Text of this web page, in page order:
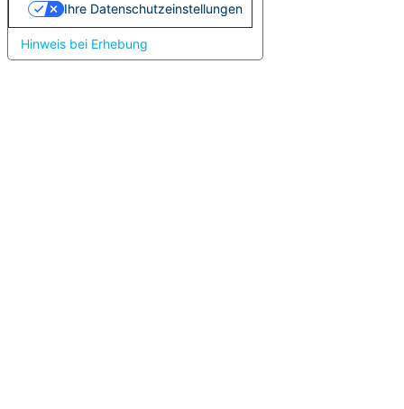
Hinweis bei Erhebung
Ihre Datenschutzeinstellungen